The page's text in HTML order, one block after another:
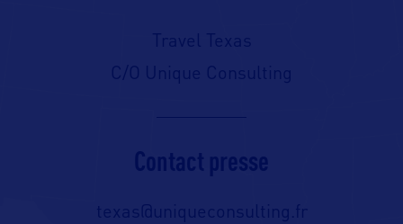
Travel Texas
C/O Unique Consulting
Contact presse
texas@uniqueconsulting.fr